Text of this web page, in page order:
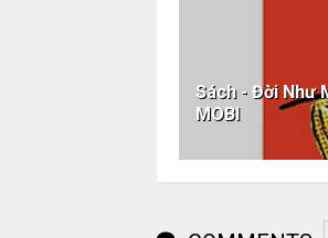
Sách - Đời Như
MOBI